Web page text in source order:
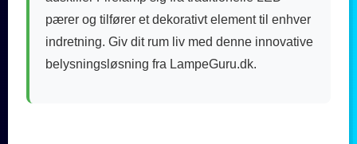
pærer og tilfører et dekorativt element til enhver
indretning. Giv dit rum liv med denne innovative
belysningsløsning fra LampeGuru.dk.